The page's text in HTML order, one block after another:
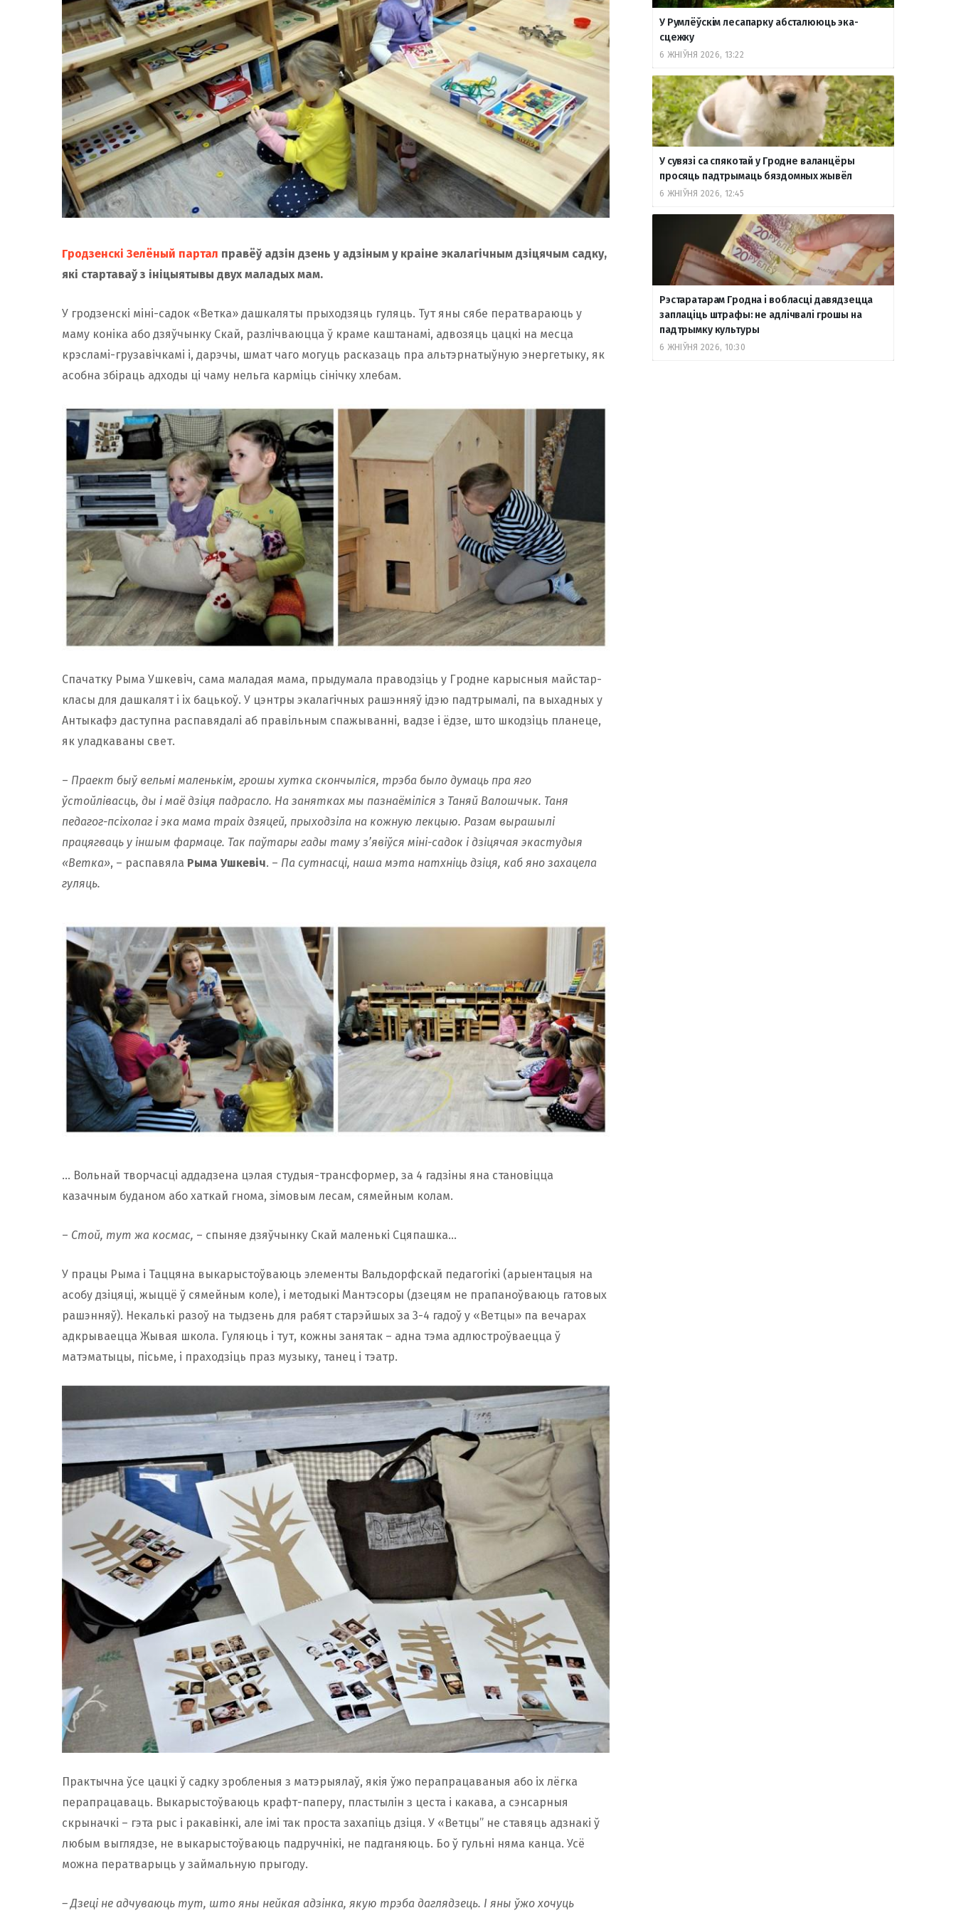
Гродзенскі Зелёный партал правёў адзін дзень у адзіным у краіне экалагічным дзіцячым садку,
які стартаваў з ініцыятывы двух маладых мам.
У гродзенскі міні-садок «Ветка» дашкаляты прыходзяць гуляць. Тут яны сябе ператвараюць у
маму коніка або дзяўчынку Скай, разлічваюцца ў краме каштанамі, адвозяць цацкі на месца
крэсламі-грузавічкамі і, дарэчы, шмат чаго могуць расказаць пра альтэрнатыўную энергетыку, як
асобна збіраць адходы ці чаму нельга карміць сінічку хлебам.
Спачатку Рыма Ушкевіч, сама маладая мама, прыдумала праводзіць у Гродне карысныя майстар-
класы для дашкалят і іх бацькоў. У цэнтры экалагічных рашэнняў ідэю падтрымалі, па выхадных у
Антыкафэ даступна распавядалі аб правільным спажыванні, вадзе і ёдзе, што шкодзіць планеце,
як уладкаваны свет.
– Праект быў вельмі маленькім, грошы хутка скончыліся, трэба было думаць пра яго
ўстойлівасць, ды і маё дзіця падрасло. На занятках мы пазнаёміліся з Таняй Валошчык. Таня
педагог-псіхолаг і эка мама траіх дзяцей, прыходзіла на кожную лекцыю. Разам вырашылі
працягваць у іншым фармаце. Так паўтары гады таму з’явіўся міні-садок і дзіцячая экастудыя
«Ветка», – распавяла Рыма Ушкевіч. – Па сутнасці, наша мэта натхніць дзіця, каб яно захацела
гуляць.
… Вольнай творчасці аддадзена цэлая студыя-трансформер, за 4 гадзіны яна становіцца
казачным буданом або хаткай гнома, зімовым лесам, сямейным колам.
– Стой, тут жа космас, – спыняе дзяўчынку Скай маленькі Сцяпашка…
У працы Рыма і Таццяна выкарыстоўваюць элементы Вальдорфскай педагогікі (арыентацыя на
асобу дзіцяці, жыццё ў сямейным коле), і методыкі Мантэсоры (дзецям не прапаноўваюць гатовых
рашэнняў). Некалькі разоў на тыдзень для рабят старэйшых за 3-4 гадоў у «Ветцы» па вечарах
адкрываецца Жывая школа. Гуляюць і тут, кожны занятак – адна тэма адлюстроўваецца ў
матэматыцы, пісьме, і праходзіць праз музыку, танец і тэатр.
Практычна ўсе цацкі ў садку зробленыя з матэрыялаў, якія ўжо перапрацаваныя або іх лёгка
перапрацаваць. Выкарыстоўваюць крафт-паперу, пластылін з цеста і какава, а сэнсарныя
скрыначкі – гэта рыс і ракавінкі, але імі так проста захапіць дзіця. У «Ветцы” не ставяць адзнакі ў
любым выглядзе, не выкарыстоўваюць падручнікі, не падганяюць. Бо ў гульні няма канца. Усё
можна ператварыць у займальную прыгоду.
– Дзеці не адчуваюць тут, што яны нейкая адзінка, якую трэба даглядзець. І яны ўжо хочуць
У Румлёўскім лесапарку абсталююць эка-
сцежку
6 ЖНІЎНЯ 2026, 13:22
У сувязі са спякотай у Гродне валанцёры
просяць падтрымаць бяздомных жывёл
6 ЖНІЎНЯ 2026, 12:45
Рэстаратарам Гродна і вобласці давядзецца
заплаціць штрафы: не адлічвалі грошы на
падтрымку культуры
6 ЖНІЎНЯ 2026, 10:30